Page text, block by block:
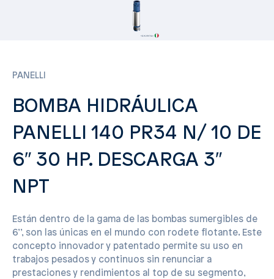
PANELLI
BOMBA HIDRÁULICA
PANELLI 140 PR34 N/ 10 DE
6″ 30 HP. DESCARGA 3″
NPT
Están dentro de la gama de las bombas sumergibles de
6’’, son las únicas en el mundo con rodete flotante. Este
concepto innovador y patentado permite su uso en
trabajos pesados y continuos sin renunciar a
prestaciones y rendimientos al top de su segmento,